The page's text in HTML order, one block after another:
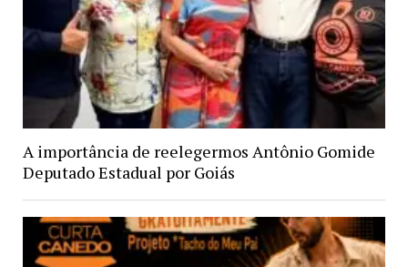
A importância de reelegermos Antônio Gomide
Deputado Estadual por Goiás